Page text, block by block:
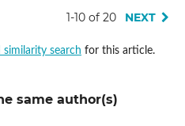
1-10 of 20 NEXT
search for this article.
same author(s)